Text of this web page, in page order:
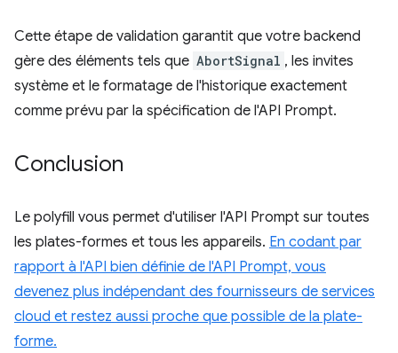
Cette étape de validation garantit que votre backend
gère des éléments tels que AbortSignal , les invites
système et le formatage de l'historique exactement
comme prévu par la spécification de l'API Prompt.
Conclusion
Le polyfill vous permet d'utiliser l'API Prompt sur toutes
les plates-formes et tous les appareils. En codant par
rapport à l'API bien définie de l'API Prompt, vous
devenez plus indépendant des fournisseurs de services
cloud et restez aussi proche que possible de la plate-
forme.